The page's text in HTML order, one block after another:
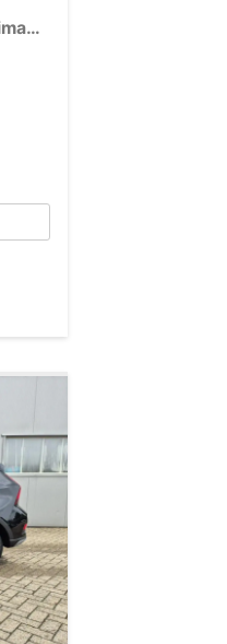
Trend 1.0 T-GDI 90PS Automatik Klimaautomatik Rückf.Kamera Parksensoren Sitzheizung Lenkradheizung Bluetooth Touchscreen Tempomat Apple CarPlay + Android Auto 16"LM